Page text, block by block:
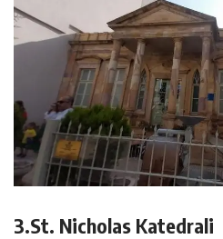
3.St. Nicholas Katedrali